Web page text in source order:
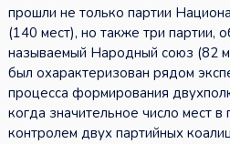
прошли не только партии
(140 мест), но также три партии,
называемый Народный союз (82
был охарактеризован рядом
процесса формирования
когда значительное число мест
контролем двух партийных